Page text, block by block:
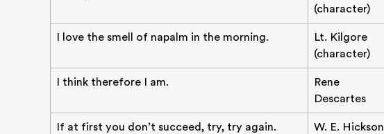
(character)
I love the smell of napalm in the morning.
Lt. Kilgore
(character)
I think therefore I am.
Rene
Descartes
If at first you don’t succeed, try, try again. W. E. Hickson